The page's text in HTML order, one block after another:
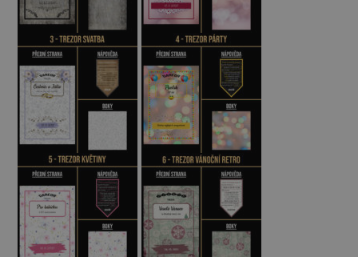
Zásilkovna
Balíkovna na adresu
EXPRESS Balíkovna na adresu